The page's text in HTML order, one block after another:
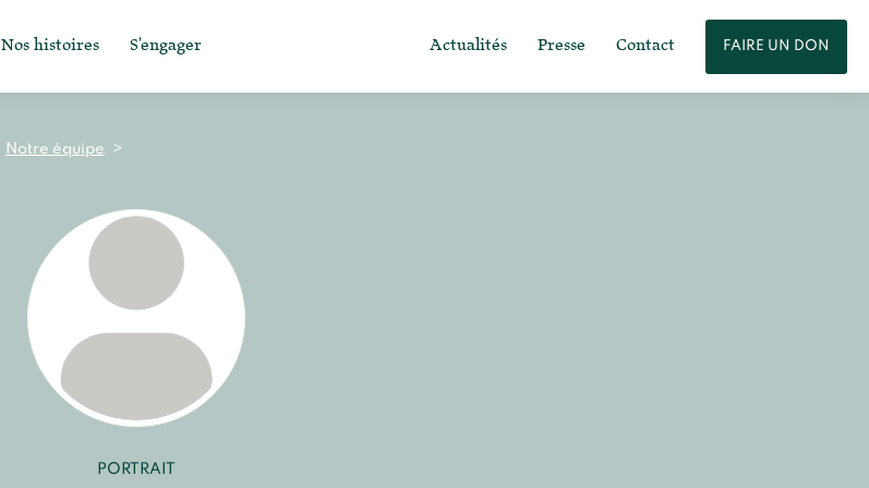
Nos histoires S'engager Actualités Presse Contact FAIRE UN DON
Notre équipe >
PORTRAIT